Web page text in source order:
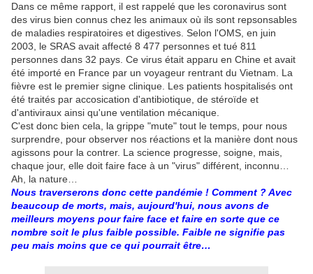
Dans ce même rapport, il est rappelé que les coronavirus sont
des virus bien connus chez les animaux où ils sont repsonsables
de maladies respiratoires et digestives. Selon l'OMS, en juin
2003, le SRAS avait affecté 8 477 personnes et tué 811
personnes dans 32 pays. Ce virus était apparu en Chine et avait
été importé en France par un voyageur rentrant du Vietnam. La
fièvre est le premier signe clinique. Les patients hospitalisés ont
été traités par accosication d'antibiotique, de stéroïde et
d'antiviraux ainsi qu'une ventilation mécanique.
C'est donc bien cela, la grippe "mute" tout le temps, pour nous
surprendre, pour observer nos réactions et la manière dont nous
agissons pour la contrer. La science progresse, soigne, mais,
chaque jour, elle doit faire face à un "virus" différent, inconnu…
Ah, la nature…
Nous traverserons donc cette pandémie ! Comment ? Avec
beaucoup de morts, mais, aujourd'hui, nous avons de
meilleurs moyens pour faire face et faire en sorte que ce
nombre soit le plus faible possible. Faible ne signifie pas
peu mais moins que ce qui pourrait être…